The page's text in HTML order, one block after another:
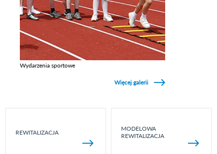
Wydarzenia sportowe
Więcej galerii
REWITALIZACJA
MODELOWA
REWITALIZACJA